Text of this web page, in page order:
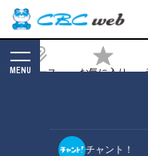
ニュース お気に入り
MENU
チャント！
の錦鯉!?「コイ